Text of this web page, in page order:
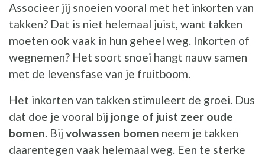
Associeer jij snoeien vooral met het inkorten van
takken? Dat is niet helemaal juist, want takken
moeten ook vaak in hun geheel weg. Inkorten of
wegnemen? Het soort snoei hangt nauw samen
met de levensfase van je fruitboom.
Het inkorten van takken stimuleert de groei. Dus
dat doe je vooral bij jonge of juist zeer oude
bomen. Bij volwassen bomen neem je takken
daarentegen vaak helemaal weg. Een te sterke